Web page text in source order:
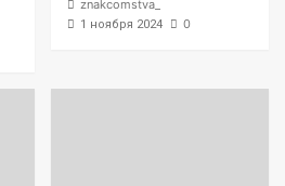
znakcomstva_
1 ноября 2024 0